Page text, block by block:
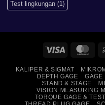
Test lingkungan (1)
Visa
KALIPER & SIGMAT
DEPTH GAGE
GAGE
STAND & STAGE
VISION MEASURING
TORQUE GAGE &